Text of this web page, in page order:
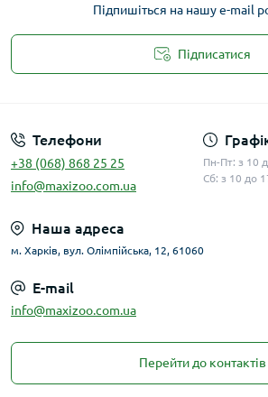
Підпишіться на нашу e-mail
Підписатися
Телефони
+38 (068) 868 25 25
info@maxizoo.com.ua
Пн-Пт: з 10
Сб: з 10 до
Наша адреса
м. Харків, вул. Олімпійська, 12, 61060
E-mail
info@maxizoo.com.ua
Перейти до контактів